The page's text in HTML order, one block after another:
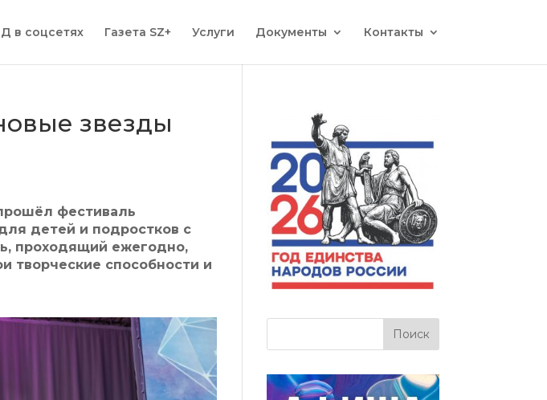
в соцсетях Газета SZ+ Услуги Документы Контакты
звезды
фестиваль
детей и подростков с
проходящий ежегодно,
творческие способности и